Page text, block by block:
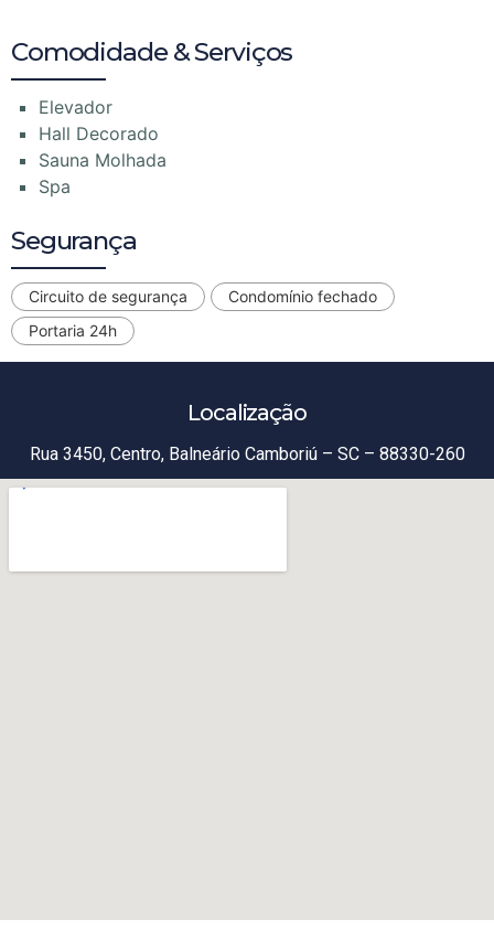
Comodidade & Serviços
Elevador
Hall Decorado
Sauna Molhada
Spa
Segurança
Circuito de segurança
Condomínio fechado
Portaria 24h
Localização
Rua 3450, Centro, Balneário Camboriú – SC – 88330-260